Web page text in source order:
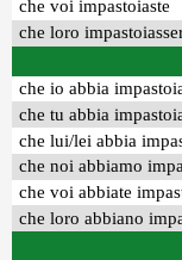
che voi impastoiaste
che loro
che io abbia
che tu abbia
che lui/lei abbia
che noi abbiamo
che voi abbiate
che loro abbiano